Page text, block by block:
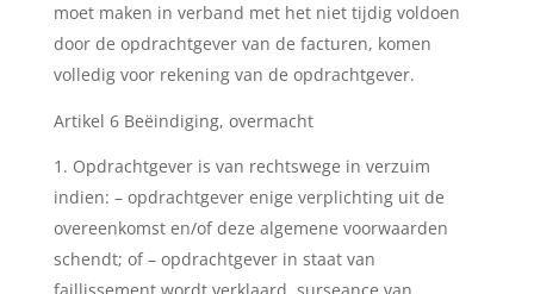
moet maken in verband met het niet tijdig voldoen
door de opdrachtgever van de facturen, komen
volledig voor rekening van de opdrachtgever.
Artikel 6 Beëindiging, overmacht
Opdrachtgever is van rechtswege in verzuim
indien: – opdrachtgever enige verplichting uit de
overeenkomst en/of deze algemene voorwaarden
schendt; of – opdrachtgever in staat van